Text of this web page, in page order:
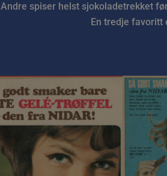
Andre spiser helst sjokoladetrekket
En tredje favoritt